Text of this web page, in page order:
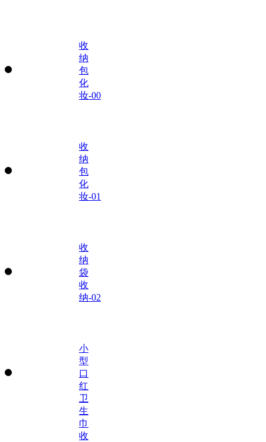
收
纳
包
化
妆-00
收
纳
包
化
妆-01
收
纳
袋
收
纳-02
小
型
口
红
卫
生
巾
收